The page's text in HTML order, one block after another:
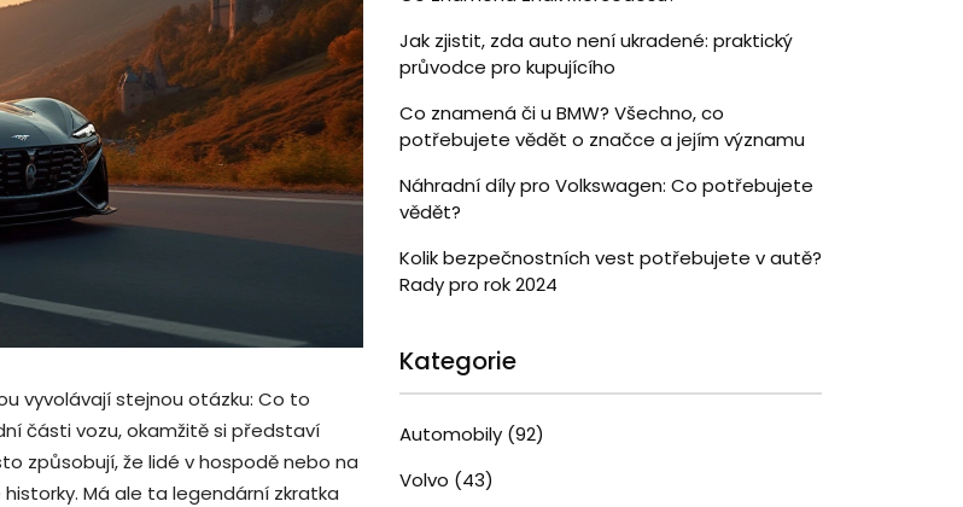
vyvolávají stejnou otázku: Co to
části vozu, okamžitě si představí
způsobují, že lidé v hospodě nebo na
Má ale ta legendární zkratka
Jak zjistit, zda auto není ukradené: praktický
průvodce pro kupujícího
Co znamená či u BMW? Všechno, co
potřebujete vědět o značce a jejím významu
Náhradní díly pro Volkswagen: Co potřebujete
vědět?
Kolik bezpečnostních vest potřebujete v autě?
Rady pro rok 2024
Kategorie
Automobily (92)
Volvo (43)